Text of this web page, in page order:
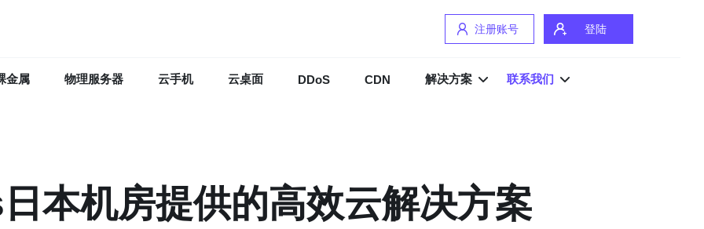
注册账号 登陆
金属 物理服务器 云手机 云桌面 DDoS CDN 解决方案 联系我们
本机房提供的高效云解决方案